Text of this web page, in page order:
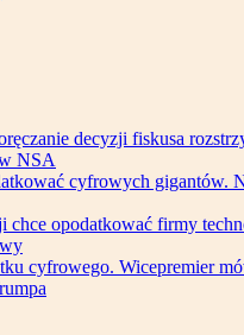
decyzji fiskusa
NSA
cyfrowych gigantów.
chce opodatkować firmy
cyfrowego. Wicepremier